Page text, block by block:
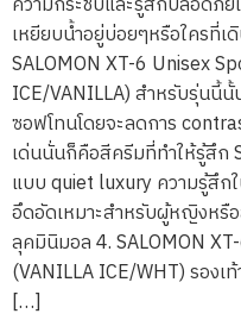
เหยียบน้ำอยู่บ่อยๆหรือใครที่เ
SALOMON XT-6 Unisex
ICE/VANILLA) สำหรับรุ่นนี้
ซอฟโทนโดยจะลดการ
เด่นนั่นก็คือสีครีมที่ทำให้รู้สึก
แบบ quiet luxury ความรู้สึก
อึดอัดเหมาะสำหรับผู้หญิงหรื
ลุคมินิมอล 4. SALOMON
(VANILLA ICE/WHT) รอง
[…]